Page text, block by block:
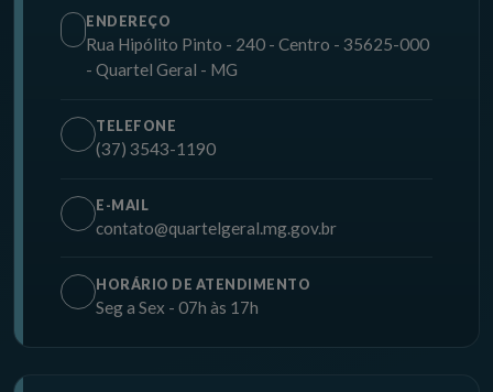
ENDEREÇO
Rua Hipólito Pinto - 240 - Centro - 35625-000
- Quartel Geral - MG
TELEFONE
(37) 3543-1190
E-MAIL
contato@quartelgeral.mg.gov.br
HORÁRIO DE ATENDIMENTO
Seg a Sex - 07h às 17h